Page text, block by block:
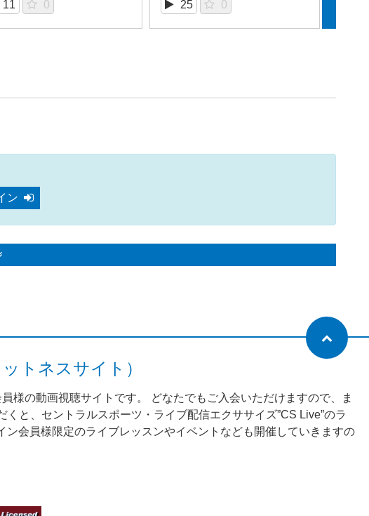
11 0 25 0
ン
トネスサイト）
様の動画視聴サイトです。 どなたでもご入会いただけますので、ま
と、セントラルスポーツ・ライブ配信エクササイズ”CS Live”のラ
会員様限定のライブレッスンやイベントなども開催していきますの